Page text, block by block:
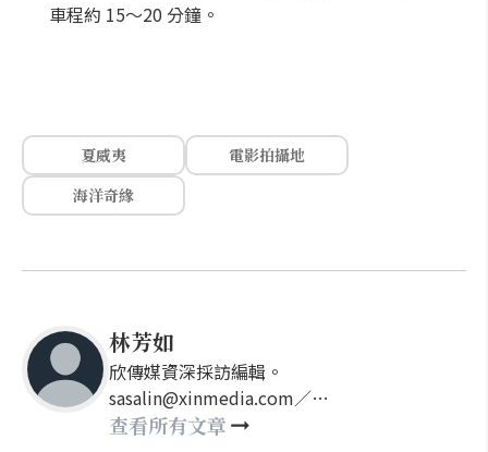
車程約 15～20 分鐘。
夏威夷
電影拍攝地
海洋奇緣
林芳如
欣傳媒資深採訪編輯。
sasalin@xinmedia.com／
happy21917@gmail.com
查看所有文章